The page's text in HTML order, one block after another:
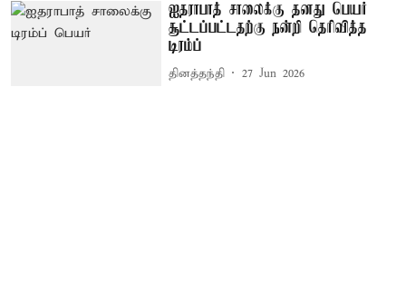
ஐதராபாத் சாலைக்கு தனது பெயர்
சூட்டப்பட்டதற்கு நன்றி தெரிவித்த
டிரம்ப்
தினத்தந்தி 27 Jun 2026